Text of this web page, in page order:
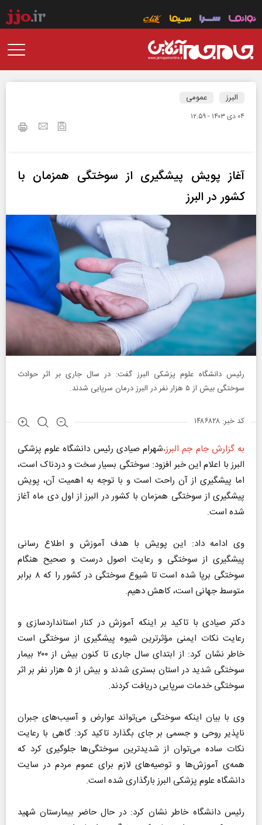
البرز عمومی
۰۴ دی ۱۴۰۳ - ۱۲:۵۹
آغاز پویش پیشگیری از سوختگی همزمان با
کشور در البرز
رئیس دانشگاه علوم پزشکی البرز گفت: در سال جاری بر اثر حوادث
سوختگی بیش از ۵ هزار نفر در البرز درمان سرپایی شدند.
کد خبر: ۱۴۸۶۸۲۸
به گزارش جام جم البرز،شهرام صیادی رئیس دانشگاه علوم پزشکی
البرز با اعلام این خبر افزود: سوختگی بسیار سخت و دردناک است،
اما پیشگیری از آن راحت است و با توجه به اهمیت آن، پویش
پیشگیری از سوختگی همزمان با کشور در البرز از اول دی ماه آغاز
شده است.
وی ادامه داد: این پویش با هدف آموزش و اطلاع رسانی
پیشگیری از سوختگی و رعایت اصول درست و صحیح هنگام
سوختگی برپا شده است تا شیوع سوختگی در کشور را که ۸ برابر
متوسط جهانی است، کاهش دهیم.
دکتر صیادی با تاکید بر اینکه آموزش در کنار استانداردسازی و
رعایت نکات ایمنی مؤثرترین شیوه پیشگیری از سوختگی است
خاطر نشان کرد: از ابتدای سال جاری تا کنون بیش از ۲۰۰ بیمار
سوختگی شدید در استان بستری شدند و بیش از ۵ هزار نفر بر اثر
سوختگی خدمات سرپایی دریافت کردند.
وی با بیان اینکه سوختگی می‌تواند عوارض و آسیب‌های جبران
ناپذیر روحی و جسمی بر جای بگذارد تاکید کرد: گاهی با رعایت
نکات ساده می‌توان از شدیدترین سوختگی‌ها جلوگیری کرد که
همه‌ی آموزش‌ها و توصیه‌های لازم برای عموم مردم در سایت
دانشگاه علوم پزشکی البرز بارگذاری شده است.
رئیس دانشگاه خاطر نشان کرد: در حال حاضر بیمارستان شهید